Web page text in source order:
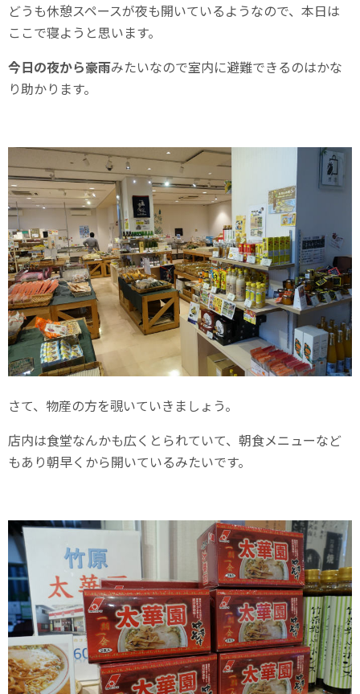
どうも休憩スペースが夜も開いているようなので、本日は
ここで寝ようと思います。
今日の夜から豪雨みたいなので室内に避難できるのはかな
り助かります。
さて、物産の方を覗いていきましょう。
店内は食堂なんかも広くとられていて、朝食メニューなど
もあり朝早くから開いているみたいです。